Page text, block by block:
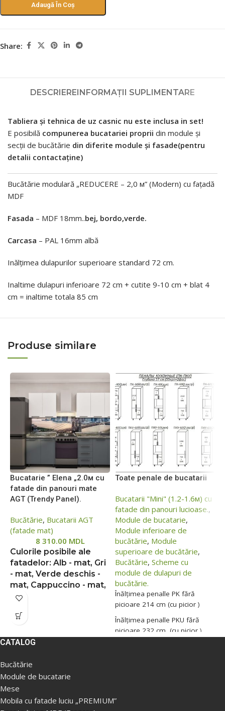
Adaugă În Coș
Share:
DESCRIEREINFORMAȚII SUPLIMENTARE
Tabliera și tehnica de uz casnic nu este inclusa in set!
E posibilă compunerea bucatariei proprii din module și
secții de bucătărie din diferite module și fasade(pentru
detalii contactaține)
Bucătărie modulară „REDUCERE – 2,0 м” (Modern) cu fațadă
MDF
Fasada – MDF 18mm..bej, bordo,verde.
Carcasa – PAL 16mm albă
Inălțimea dulapurilor superioare standard 72 cm.
Inaltime dulapuri inferioare 72 cm + cutite 9-10 cm + blat 4
cm = inaltime totala 85 cm
Produse similare
Bucatarie ” Elena „2.0м cu
fatade din panouri mate
AGT (Trendy Panel).
Bucătărie, Bucatarii AGT
(fatade mat)
8 310.00 MDL
Culorile posibile ale
fatadelor: Alb - mat, Gri
- mat, Verde deschis -
mat, Cappuccino - mat,
Din cauza situației instabile,
prețurile de pe site pot să
mare sau mai mică față de
prețurile reale, vă rugăm să
noștri, pentru aceasta ne
puteți contacta conform
datelor indicate în Secțiunea
„Contacte”.Prețul fără livrare
Toate penale de bucatarii
Bucatarii "Mini" (1.2-1.6м) cu
fatade din panouri lucioase.,
Module de bucatarie,
Module inferioare de
bucătărie, Module
superioare de bucătărie,
Bucătărie, Scheme cu
module de dulapuri de
bucătărie.
Înălțimea penalle PK fără
picioare 214 cm (cu picior )
Înălțimea penalle PKU fără
picioare 232 cm (cu picior )
din secțiuni
CATALOG
Bucătărie
Module de bucatarie
Mese
Mobila cu fatade luciu „PREMIUM”